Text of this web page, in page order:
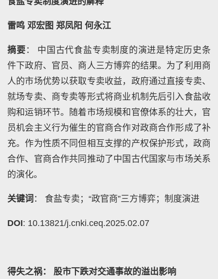
雷鸣 邓宏图 郑凤阳 何永江
摘要 ： 中国古代食盐专卖制度的演进是特定历史条
件下政府、官员、商人三方博弈的结果。为了利用商
人的市场优势以获取专卖收益，政府通过直接专卖、
就场专卖、商专卖等形式将商业机制先后引入食盐收
购和运销环节。随着市场规模和官僚体系的壮大，官
员机会主义行为催生的官商合作对政商合作形成了补
充。作为性质不同但相互支撑的产权保护形式，政商
合作、官商合作共同推动了中国古代国家与市场关系
的演化。
关键词 ： 食盐专卖；“政官商”三方博弈；制度演进
DOI: 10.13821/j.cnki.ceq.2025.02.07
得失之祸： 股市下跌对交通事故的溢出影响